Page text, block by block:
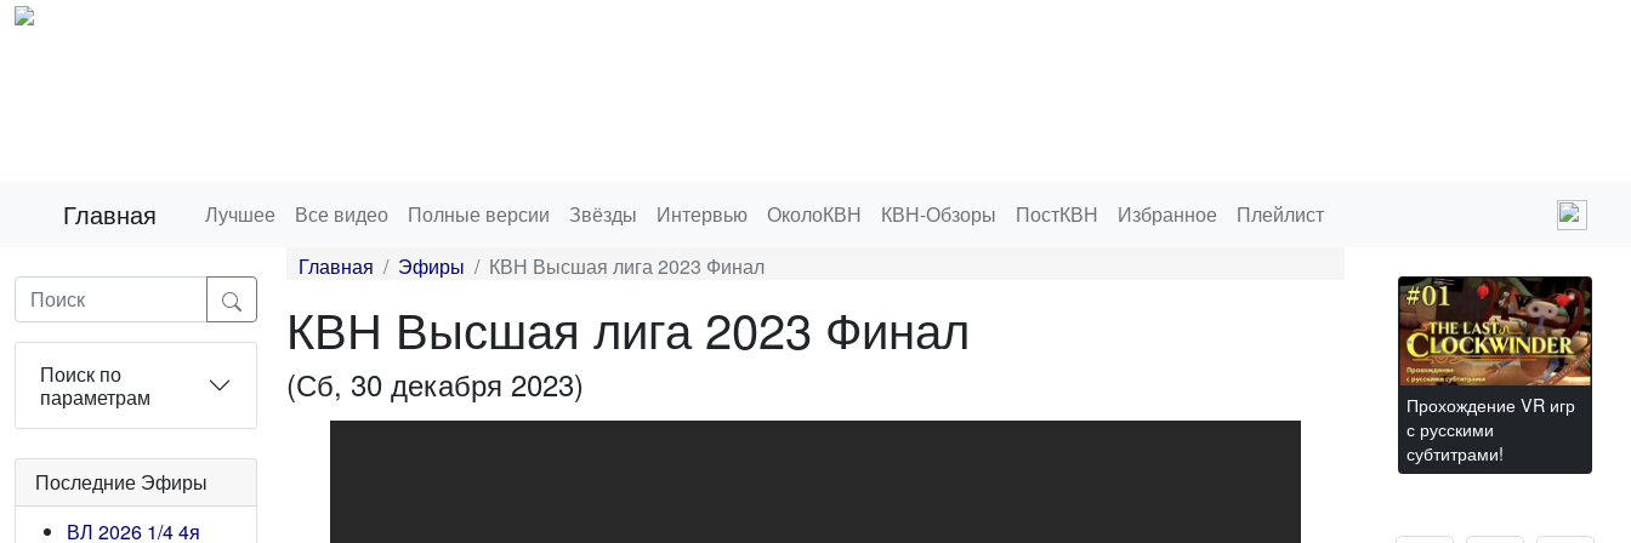
Главная Лучшее Все видео Полные версии Звёзды Интервью ОколоКВН КВН-Обзоры ПостКВН Избранное Плейлист
Поиск по
параметрам
Последние Эфиры
ВЛ 2026 1/4 4я
Главная Эфиры КВН Высшая лига 2023 Финал
КВН Высшая лига 2023 Финал
(Сб, 30 декабря 2023)
Прохождение VR игр
с русскими
субтитрами!